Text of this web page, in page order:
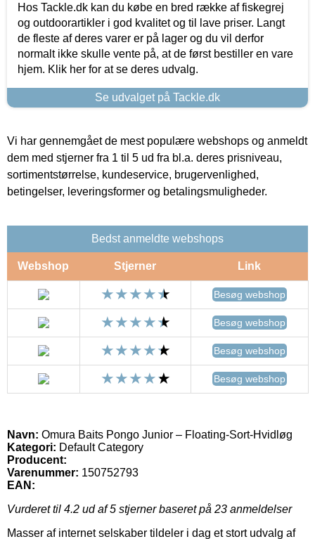
Hos Tackle.dk kan du købe en bred række af fiskegrej
og outdoorartikler i god kvalitet og til lave priser. Langt
de fleste af deres varer er på lager og du vil derfor
normalt ikke skulle vente på, at de først bestiller en vare
hjem. Klik her for at se deres udvalg.
Se udvalget på Tackle.dk
Vi har gennemgået de mest populære webshops og anmeldt
dem med stjerner fra 1 til 5 ud fra bl.a. deres prisniveau,
sortimentstørrelse, kundeservice, brugervenlighed,
betingelser, leveringsformer og betalingsmuligheder.
Bedst anmeldte webshops
Webshop Stjerner Link
Besøg webshop
Besøg webshop
Besøg webshop
Besøg webshop
Navn: Omura Baits Pongo Junior – Floating-Sort-Hvidløg
Kategori: Default Category
Producent:
Varenummer: 150752793
EAN:
Vurderet til 4.2 ud af 5 stjerner baseret på 23 anmeldelser
Masser af internet selskaber tildeler i dag et stort udvalg af